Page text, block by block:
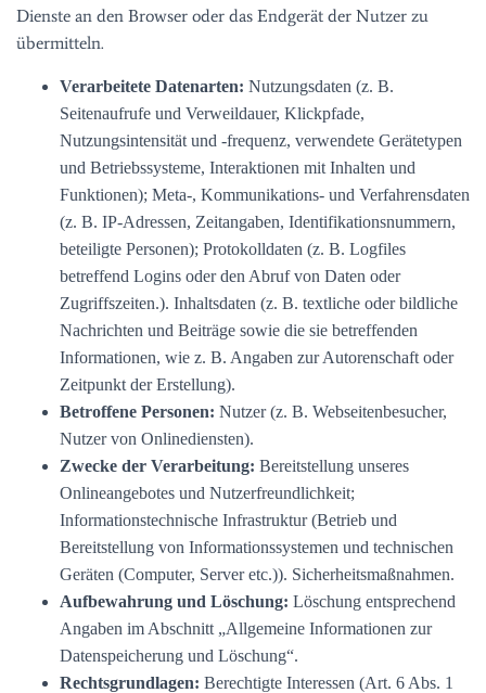
Dienste an den Browser oder das Endgerät der Nutzer zu
übermitteln.
Verarbeitete Datenarten: Nutzungsdaten (z. B.
Seitenaufrufe und Verweildauer, Klickpfade,
Nutzungsintensität und -frequenz, verwendete Gerätetypen
und Betriebssysteme, Interaktionen mit Inhalten und
Funktionen); Meta-, Kommunikations- und Verfahrensdaten
(z. B. IP-Adressen, Zeitangaben, Identifikationsnummern,
beteiligte Personen); Protokolldaten (z. B. Logfiles
betreffend Logins oder den Abruf von Daten oder
Zugriffszeiten.). Inhaltsdaten (z. B. textliche oder bildliche
Nachrichten und Beiträge sowie die sie betreffenden
Informationen, wie z. B. Angaben zur Autorenschaft oder
Zeitpunkt der Erstellung).
Betroffene Personen: Nutzer (z. B. Webseitenbesucher,
Nutzer von Onlinediensten).
Zwecke der Verarbeitung: Bereitstellung unseres
Onlineangebotes und Nutzerfreundlichkeit;
Informationstechnische Infrastruktur (Betrieb und
Bereitstellung von Informationssystemen und technischen
Geräten (Computer, Server etc.)). Sicherheitsmaßnahmen.
Aufbewahrung und Löschung: Löschung entsprechend
Angaben im Abschnitt „Allgemeine Informationen zur
Datenspeicherung und Löschung“.
Rechtsgrundlagen: Berechtigte Interessen (Art. 6 Abs. 1